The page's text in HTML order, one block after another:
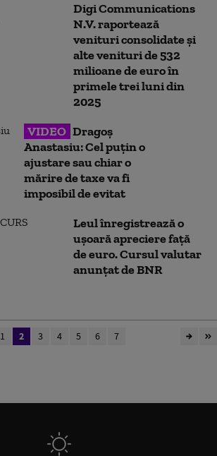
Digi Communications
N.V. raportează
venituri consolidate și
alte venituri de 532
milioane de euro în
primele trei luni din
2025
VIDEO Dragoș
Anastasiu: Cel puțin o
ajustare sau chiar o
mărire de taxe va fi
imposibil de evitat
Leul înregistrează o
ușoară apreciere față
de euro. Cursul valutar
anunțat de BNR
1 2 3 4 5 6 7